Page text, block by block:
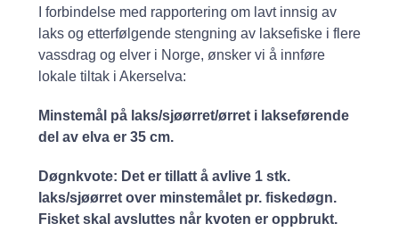
I forbindelse med rapportering om lavt innsig av
laks og etterfølgende stengning av laksefiske i flere
vassdrag og elver i Norge, ønsker vi å innføre
lokale tiltak i Akerselva:
Minstemål på laks/sjøørret/ørret i lakseførende
del av elva er 35 cm.
Døgnkvote: Det er tillatt å avlive 1 stk.
laks/sjøørret over minstemålet pr. fiskedøgn.
Fisket skal avsluttes når kvoten er oppbrukt.